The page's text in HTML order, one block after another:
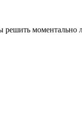
решить